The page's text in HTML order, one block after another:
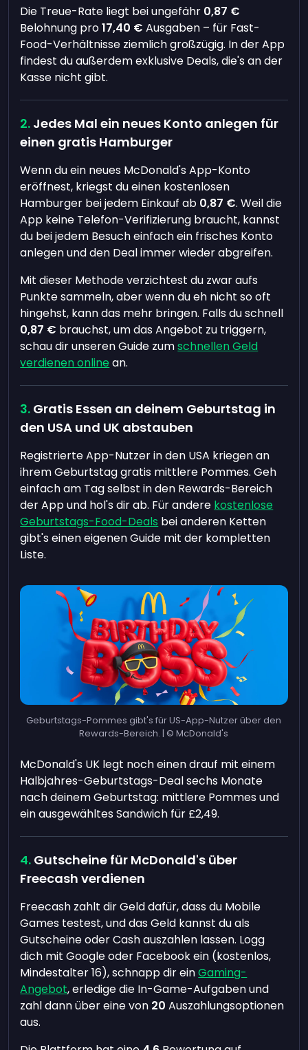
Die Treue-Rate liegt bei ungefähr 0,87 €
Belohnung pro17,40 € Ausgaben – für Fast-
Food-Verhältnisse ziemlich großzügig. In der App
findest du außerdem exklusive Deals, die's an der
Kasse nicht gibt.
Jedes Mal ein neues Konto anlegen für
einen gratis Hamburger
Wenn du ein neues McDonald's App-Konto
eröffnest, kriegst du einen kostenlosen
Hamburger bei jedem Einkauf ab 0,87 €. Weil die
App keine Telefon-Verifizierung braucht, kannst
du bei jedem Besuch einfach ein frisches Konto
anlegen und den Deal immer wieder abgreifen.
Mit dieser Methode verzichtest du zwar aufs
Punkte sammeln, aber wenn du eh nicht so oft
hingehst, kann das mehr bringen. Falls du schnell
0,87 € brauchst, um das Angebot zu triggern,
schau dir unseren Guide zumschnellen Geld
verdienen online an.
Gratis Essen an deinem Geburtstag in
den USA und UK abstauben
Registrierte App-Nutzer in den USA kriegen an
ihrem Geburtstag gratis mittlere Pommes. Geh
einfach am Tag selbst in den Rewards-Bereich
der App und hol's dir ab. Für andere kostenlose
Geburtstags-Food-Deals bei anderen Ketten
gibt's einen eigenen Guide mit der kompletten
Liste.
Geburtstags-Pommes gibt's für US-App-Nutzer über den
Rewards-Bereich. | © McDonald's
McDonald's UK legt noch einen drauf mit einem
Halbjahres-Geburtstags-Deal sechs Monate
nach deinem Geburtstag: mittlere Pommes und
ein ausgewähltes Sandwich für £2,49.
Gutscheine für McDonald's über
Freecash verdienen
Freecash zahlt dir Geld dafür, dass du Mobile
Games testest, und das Geld kannst du als
Gutscheine oder Cash auszahlen lassen. Logg
dich mit Google oder Facebook ein (kostenlos,
Mindestalter 16), schnapp dir einGaming-
Angebot, erledige die In-Game-Aufgaben und
zahl dann über eine von 20 Auszahlungsoptionen
aus.